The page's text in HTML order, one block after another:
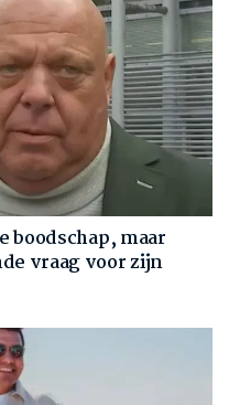
boodschap, maar
vraag voor zijn